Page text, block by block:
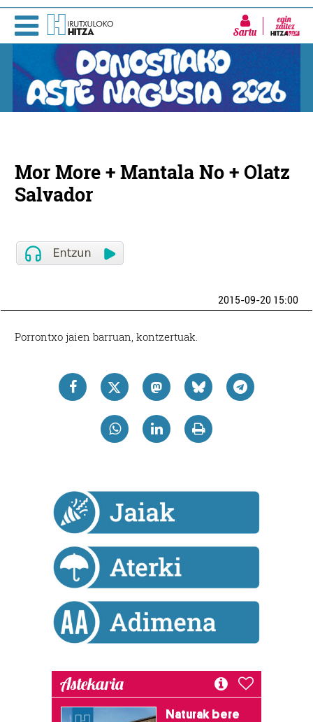
Sartu
Mor More + Mantala No + Olatz
Salvador
2015-09-20 15:00
Porrontxo jaien barruan, kontzertuak.
Astekaria
Naturak bere